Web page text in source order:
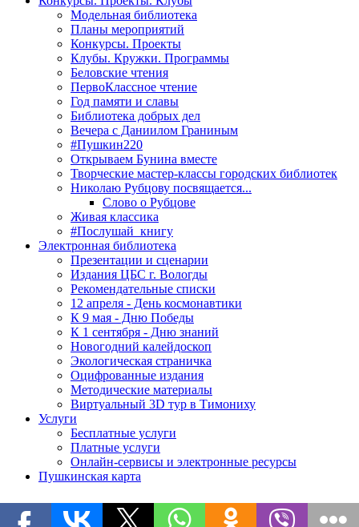
Модельная библиотека
Планы мероприятий
Конкурсы. Проекты
Клубы. Кружки. Программы
Беловские чтения
ПервоКлассное чтение
Год памяти и славы
Библиотека добрых дел
Вечера с Даниилом Граниным
#Пушкин220
Открываем Бунина вместе
Творческие мастер-классы городских библиотек
Николаю Рубцову посвящается...
Слово о Рубцове
Живая классика
#Послушай_книгу
Электронная библиотека
Презентации и сценарии
Издания ЦБС г. Вологды
Рекомендательные списки
12 апреля - День космонавтики
К 9 мая - Дню Победы
К 1 сентября - Дню знаний
Новогодний калейдоскоп
Экологическая страничка
Оцифрованные издания
Методические материалы
Виртуальный 3D тур в Тимониху
Услуги
Бесплатные услуги
Платные услуги
Онлайн-сервисы и электронные ресурсы
Пушкинская карта